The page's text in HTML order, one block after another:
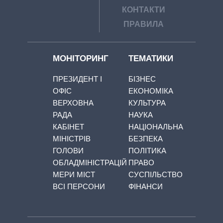
КОНТАКТИ
ПРАВИЛА
МОНІТОРИНГ
ПРЕЗИДЕНТ І
ОФІС
ВЕРХОВНА
РАДА
КАБІНЕТ
МІНІСТРІВ
ГОЛОВИ
ОБЛАДМІНІСТРАЦІЙ
МЕРИ МІСТ
ВСІ ПЕРСОНИ
ТЕМАТИКИ
БІЗНЕС
ЕКОНОМІКА
КУЛЬТУРА
НАУКА
НАЦІОНАЛЬНА
БЕЗПЕКА
ПОЛІТИКА
ПРАВО
СУСПІЛЬСТВО
ФІНАНСИ